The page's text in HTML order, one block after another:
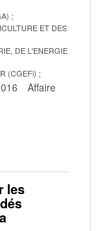
ET DES
DE L'ENERGIE
(CGEFi)
Affaire
les